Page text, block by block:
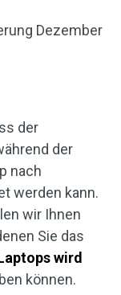
Dezember
der
der
nach
werden kann.
wir Ihnen
Sie das
wird
können.